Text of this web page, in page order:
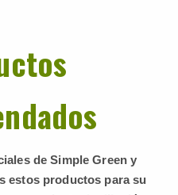
de Simple Green y
estos productos para su